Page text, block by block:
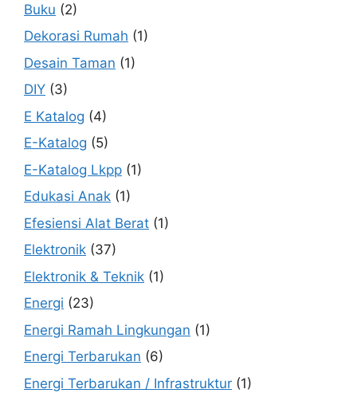
Buku (2)
Dekorasi Rumah (1)
Desain Taman (1)
DIY (3)
E Katalog (4)
E-Katalog (5)
E-Katalog Lkpp (1)
Edukasi Anak (1)
Efesiensi Alat Berat (1)
Elektronik (37)
Elektronik & Teknik (1)
Energi (23)
Energi Ramah Lingkungan (1)
Energi Terbarukan (6)
Energi Terbarukan / Infrastruktur (1)